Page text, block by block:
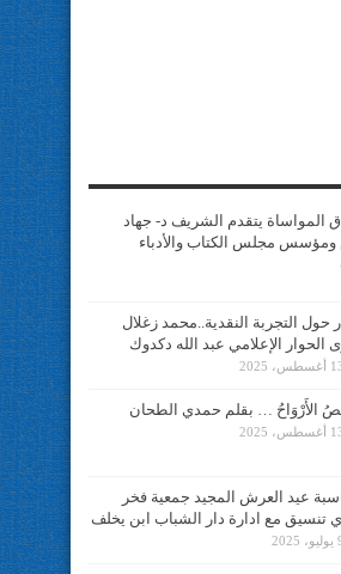
المواساة يتقدم الشريف د- جهاد
مجلس الكتاب والأدباء
حول التجربة النقدية..محمد زغلال
الحوار الإعلامي عبد الله دكدوك
2025
الأَرْوَاحُ … بقلم حمدي الطحان
2025
عيد العرش المجيد جمعية فخر
تنسيق مع ادارة دار الشباب ابن يخلف
2025